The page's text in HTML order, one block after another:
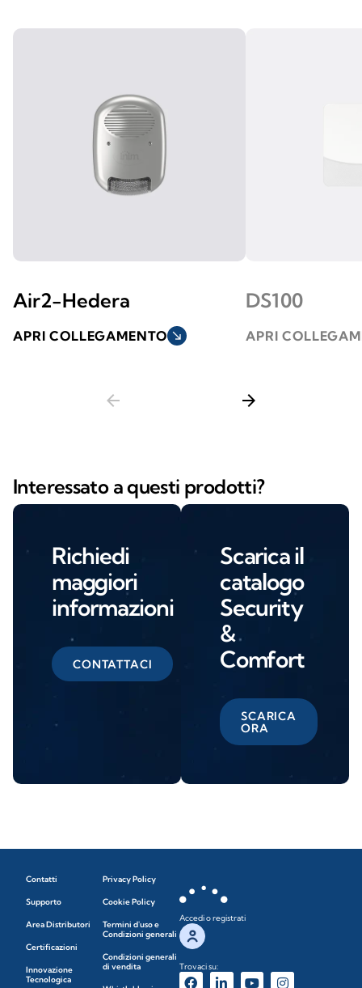
Air2-Hedera
APRI COLLEGAMENTO south_east
DS100
APRI
arrow_back arrow_forward
Interessato a questi prodotti?
Richiedi
maggiori
informazioni
CONTATTACI
Scarica il
catalogo
Security
&
Comfort
SCARICA
ORA
Contatti
Supporto
Area Distributori
Certificazioni
Innovazione
Tecnologica
Privacy Policy
Cookie Policy
Termini d'uso e
Condizioni generali
Condizioni generali
di vendita
Accedi o registrati
Trovaci su: